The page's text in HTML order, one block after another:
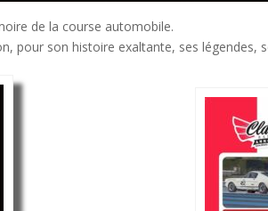
de la course automobile.
pour son histoire exaltante, ses légendes,